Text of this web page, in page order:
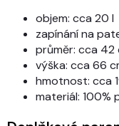
objem: cca 20 l
zapínání na
průměr: cca 42
výška: cca 66
hmotnost: cca
materiál: 100%